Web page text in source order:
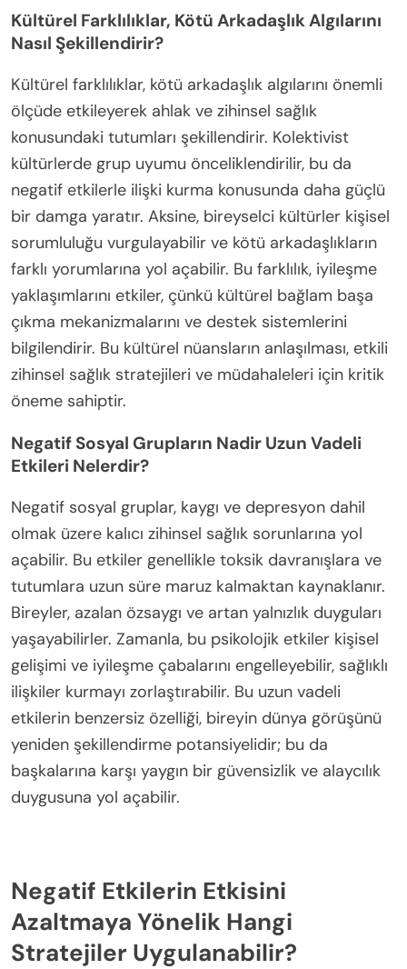
Kültürel Farklılıklar, Kötü Arkadaşlık Algılarını
Nasıl Şekillendirir?
Kültürel farklılıklar, kötü arkadaşlık algılarını önemli
ölçüde etkileyerek ahlak ve zihinsel sağlık
konusundaki tutumları şekillendirir. Kolektivist
kültürlerde grup uyumu önceliklendirilir, bu da
negatif etkilerle ilişki kurma konusunda daha güçlü
bir damga yaratır. Aksine, bireyselci kültürler kişisel
sorumluluğu vurgulayabilir ve kötü arkadaşlıkların
farklı yorumlarına yol açabilir. Bu farklılık, iyileşme
yaklaşımlarını etkiler, çünkü kültürel bağlam başa
çıkma mekanizmalarını ve destek sistemlerini
bilgilendirir. Bu kültürel nüansların anlaşılması, etkili
zihinsel sağlık stratejileri ve müdahaleleri için kritik
öneme sahiptir.
Negatif Sosyal Grupların Nadir Uzun Vadeli
Etkileri Nelerdir?
Negatif sosyal gruplar, kaygı ve depresyon dahil
olmak üzere kalıcı zihinsel sağlık sorunlarına yol
açabilir. Bu etkiler genellikle toksik davranışlara ve
tutumlara uzun süre maruz kalmaktan kaynaklanır.
Bireyler, azalan özsaygı ve artan yalnızlık duyguları
yaşayabilirler. Zamanla, bu psikolojik etkiler kişisel
gelişimi ve iyileşme çabalarını engelleyebilir, sağlıklı
ilişkiler kurmayı zorlaştırabilir. Bu uzun vadeli
etkilerin benzersiz özelliği, bireyin dünya görüşünü
yeniden şekillendirme potansiyelidir; bu da
başkalarına karşı yaygın bir güvensizlik ve alaycılık
duygusuna yol açabilir.
Negatif Etkilerin Etkisini
Azaltmaya Yönelik Hangi
Stratejiler Uygulanabilir?